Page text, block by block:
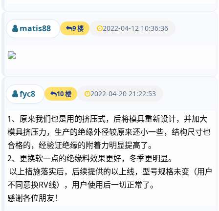
matis88 9 楼 2022-04-12 10:36:36
fyc8 10 楼 2022-04-20 21:22:53
1、原来我们也是用的挤压式，后将模具重新设计，并加大
模具挤压力，生产的绝缘外径较原来还小一些，结构尺寸也
合格的，经验证绝缘的附着力明显提高了。
2、更换软一点的绝缘料效果更好，冬季更明显。
以上措施落实后，后续提供的以上线，型号规格未变（用户
不同意换RV线），用户使用后一切正常了。
感谢各位朋友！